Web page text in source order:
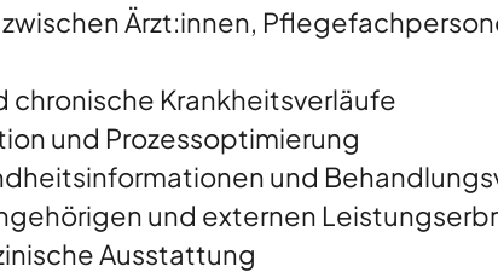
Ärzt:innen,
Krankheitsverläufe
und Prozessoptimierung
und
und externen
Ausstattung